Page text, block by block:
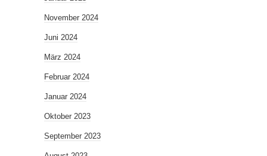
November 2024
Juni 2024
März 2024
Februar 2024
Januar 2024
Oktober 2023
September 2023